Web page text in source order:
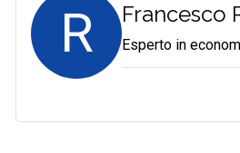
R Francesco
Esperto in